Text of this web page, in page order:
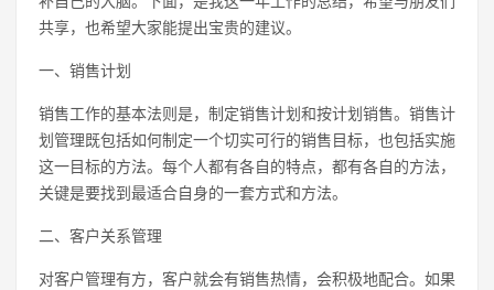
共享，也希望大家能提出宝贵的建议。
一、销售计划
销售工作的基本法则是，制定销售计划和按计划销售。销售计
划管理既包括如何制定一个切实可行的销售目标，也包括实施
这一目标的方法。每个人都有各自的特点，都有各自的方法，
关键是要找到最适合自身的一套方式和方法。
二、客户关系管理
对客户管理有方，客户就会有销售热情，会积极地配合。如果